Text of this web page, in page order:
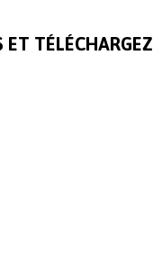
ET TÉLÉCHARGEZ